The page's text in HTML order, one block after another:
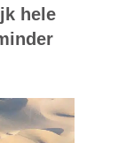
hele